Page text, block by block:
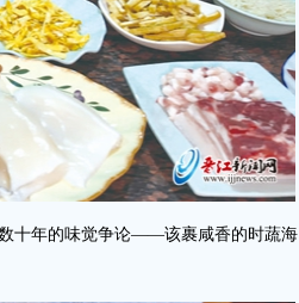
十年的味觉争论——该裹咸香的时蔬海